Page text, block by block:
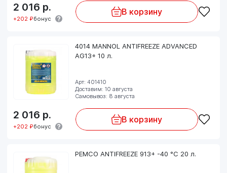
2 016 р.
+202 ₽бонус
В корзину
4014 MANNOL ANTIFREEZE ADVANCED
AG13+ 10 л.
Арт: 401410
Доставим: 10 августа
Самовывоз: 8 августа
2 016 р.
+202 ₽бонус
В корзину
PEMCO ANTIFREEZE 913+ -40 °C 20 л.